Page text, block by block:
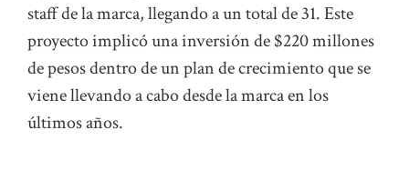
staff de la marca, llegando a un total de 31. Este
proyecto implicó una inversión de $220 millones
de pesos dentro de un plan de crecimiento que se
viene llevando a cabo desde la marca en los
últimos años.